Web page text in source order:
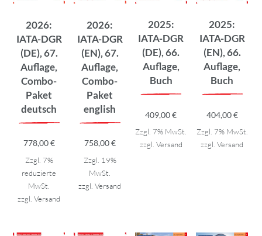
2026:
IATA-DGR
(DE), 67.
Auflage,
Combo-
Paket
deutsch
778,00€
Zzgl. 7%
reduzierte
MwSt.
zzgl.Versand
2026:
IATA-DGR
(EN), 67.
Auflage,
Combo-
Paket
english
758,00€
Zzgl. 19%
MwSt.
zzgl.Versand
2025:
IATA-DGR
(DE), 66.
Auflage,
Buch
409,00€
Zzgl. 7% MwSt.
zzgl. Versand
2025:
IATA-DGR
(EN), 66.
Auflage,
Buch
404,00€
Zzgl. 7% MwSt.
zzgl.Versand